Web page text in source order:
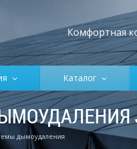
Комфортная
Каталог
дымоудаления